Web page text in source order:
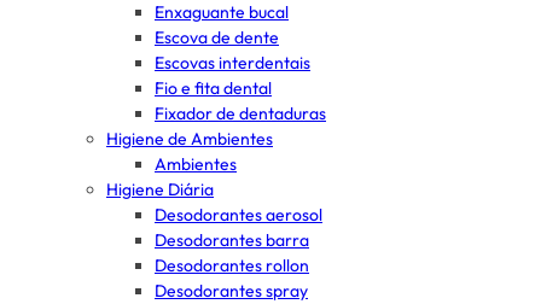
Enxaguante bucal
Escova de dente
Escovas interdentais
Fio e fita dental
Fixador de dentaduras
Higiene de Ambientes
Ambientes
Higiene Diária
Desodorantes aerosol
Desodorantes barra
Desodorantes rollon
Desodorantes spray